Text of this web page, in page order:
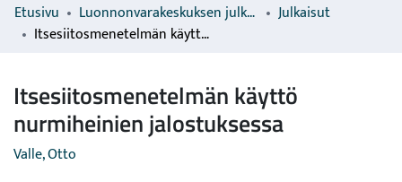
Etusivu Luonnonvarakeskuksen julkaisut
Julkaisut
Itsesiitosmenetelmän käyttö nurmiheinien jalostuksessa
Itsesiitosmenetelmän käyttö
nurmiheinien jalostuksessa
Valle, Otto